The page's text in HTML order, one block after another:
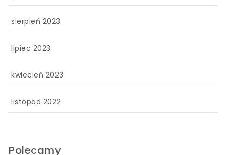
sierpień 2023
lipiec 2023
kwiecień 2023
listopad 2022
Polecamy